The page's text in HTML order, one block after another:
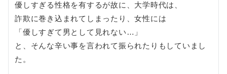
優しすぎる性格を有するが故に、大学時代は、
詐欺に巻き込まれてしまったり、女性には
「優しすぎて男として見れない…」
と、そんな辛い事を言われて振られたりもしていまし
た。